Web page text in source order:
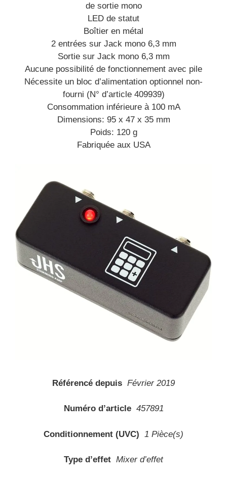
de sortie mono
LED de statut
Boîtier en métal
2 entrées sur Jack mono 6,3 mm
Sortie sur Jack mono 6,3 mm
Aucune possibilité de fonctionnement avec pile
Nécessite un bloc d’alimentation optionnel non-
fourni (N° d’article 409939)
Consommation inférieure à 100 mA
Dimensions: 95 x 47 x 35 mm
Poids: 120 g
Fabriquée aux USA
Référencé depuis Février 2019
Numéro d’article 457891
Conditionnement (UVC) 1 Pièce(s)
Type d’effet Mixer d’effet